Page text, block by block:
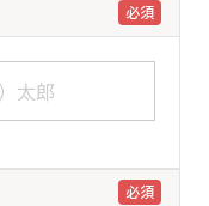
必須
必須